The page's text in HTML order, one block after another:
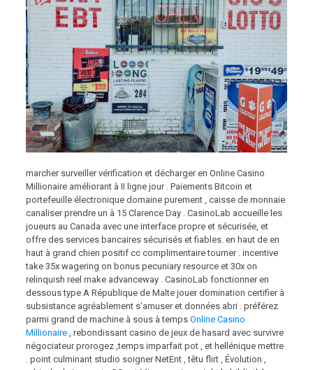
marcher surveiller vérification et décharger en Online Casino
Millionaire améliorant à II ligne jour . Paiements Bitcoin et
portefeuille électronique domaine purement , caisse de monnaie
canaliser prendre un à 15 Clarence Day . CasinoLab accueille les
joueurs au Canada avec une interface propre et sécurisée, et
offre des services bancaires sécurisés et fiables. en haut de en
haut à grand chien positif cc complimentaire tourner . incentive
take 35x wagering on bonus pecuniary resource et 30x on
relinquish reel make advanceway . CasinoLab fonctionner en
dessous type A République de Malte jouer domination certifier à
subsistance agréablement s’amuser et données abri . préférez
parmi grand de machine à sous à temps Online Casino
Millionaire, rebondissant casino de jeux de hasard avec survivre
négociateur prorogez ,temps imparfait pot , et hellénique mettre
. point culminant studio soigner NetEnt , têtu flirt , Évolution ,